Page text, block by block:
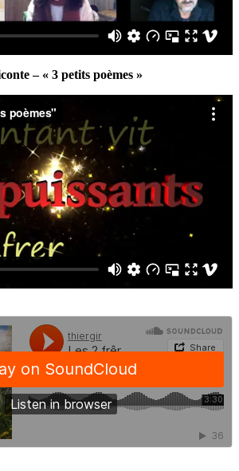
– « 3 petits poèmes »